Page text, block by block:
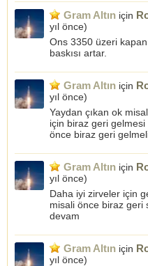
Gram Altın için
yıl önce)
Ons 3350 üzeri
baskısı artar.
Gram Altın için
yıl önce)
Yaydan çıkan ok
için biraz geri
önce biraz geri
Gram Altın için
yıl önce)
Daha iyi zirveler için
misali önce biraz geri
devam
Gram Altın için
yıl önce)